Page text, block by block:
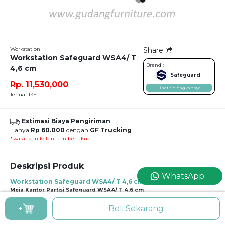
Workstation
Workstation Safeguard WSA4/ T
4,6 cm
Rp. 11,530,000
Terjual 1K+
Share
Brand :
Safeguard
Lihat Selengkapnya
Estimasi Biaya Pengiriman
Hanya Rp 60.000 dengan GF Trucking
*syarat dan ketentuan berlaku
Deskripsi Produk
Workstation Safeguard WSA4/ T 4,6 cm
Meja Kantor Partisi Safeguard WSA4/ T 4,6 cm
Empat meja berhadapan yang disekat oleh partisi masif ini merupakan
workstation yang tepat bagi para pekerja yang memerlukan konsentrasi tingkat
tinggi, seperti profesi akuntan, manajemen, atau beberapa profesi lainnya.
+ Beli Sekarang
WhatsApp